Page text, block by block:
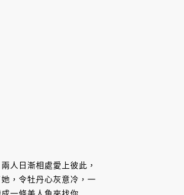
人日漸相處愛上彼此，
，令牡丹心灰意冷，一